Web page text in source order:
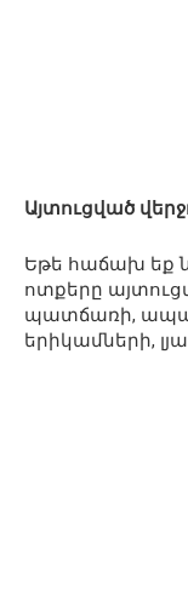
Այտուցված
Եթե հաճախ եք
ոտքերը
պատճառի, ապա
երիկամների,